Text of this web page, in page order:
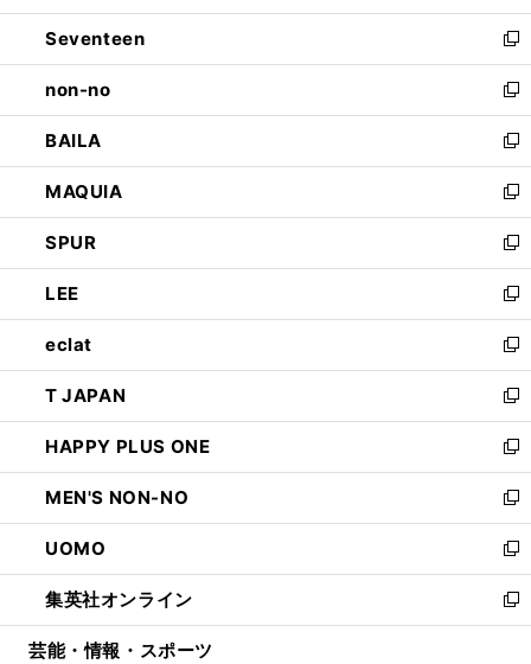
開
く
ウ
で
開
く
ン
ド
ウ
で
開
く
Seventeen
新
し
い
ウ
ィ
ン
ド
ウ
で
開
く
non-no
新
し
い
ウ
ィ
ン
ド
ウ
で
開
く
BAILA
新
し
い
ウ
ィ
ン
ド
ウ
で
開
く
MAQUIA
新
し
い
ウ
ィ
ン
ド
ウ
で
開
く
SPUR
新
し
い
ウ
ィ
ン
ド
ウ
で
開
く
LEE
新
し
い
ウ
ィ
ン
ド
ウ
で
開
く
eclat
新
し
い
ウ
ィ
ン
ド
ウ
で
開
く
T JAPAN
新
し
い
ウ
ィ
ン
ド
ウ
で
開
HAPPY PLUS ONE
新
し
い
ウ
ィ
ン
ド
ウ
MEN'S NON-NO
新
し
い
ウ
ィ
ン
UOMO
新
し
い
ウ
集英社オンライン
新
し
芸能・情報・スポーツ